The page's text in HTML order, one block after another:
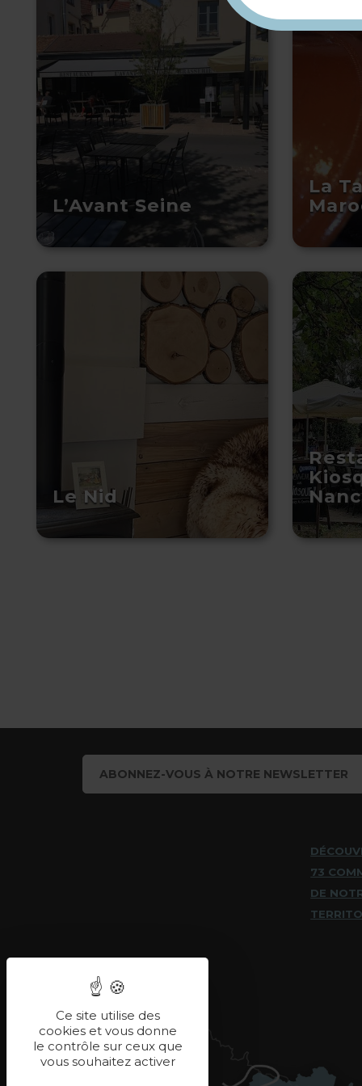
L’Avant Seine
La
Le Nid
ABONNEZ-VOUS À NOTRE NEWSLETTER
73
DE
Ce site utilise des
cookies et vous donne
le contrôle sur ceux que
vous souhaitez activer